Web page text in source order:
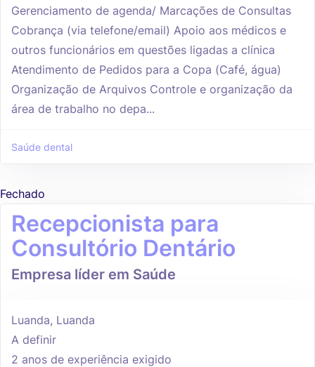
Gerenciamento de agenda/ Marcações de Consultas
Cobrança (via telefone/email) Apoio aos médicos e
outros funcionários em questões ligadas a clínica
Atendimento de Pedidos para a Copa (Café, água)
Organização de Arquivos Controle e organização da
área de trabalho no depa...
Saúde dental
Fechado
Recepcionista para
Consultório Dentário
Empresa líder em Saúde
Luanda, Luanda
A definir
2 anos de experiência exigido